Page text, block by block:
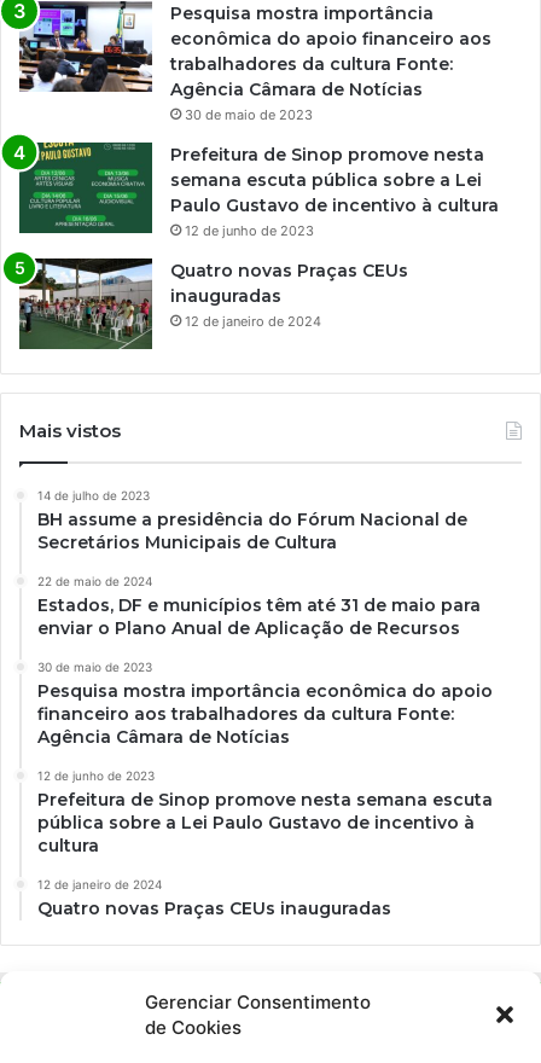
Gerenciar Consentimento
de Cookies
Pesquisa mostra importância
econômica do apoio financeiro aos
trabalhadores da cultura Fonte:
Agência Câmara de Notícias
30 de maio de 2023
Prefeitura de Sinop promove nesta
semana escuta pública sobre a Lei
Paulo Gustavo de incentivo à cultura
12 de junho de 2023
Quatro novas Praças CEUs
inauguradas
12 de janeiro de 2024
Mais vistos
14 de julho de 2023
BH assume a presidência do Fórum Nacional de
Secretários Municipais de Cultura
22 de maio de 2024
Estados, DF e municípios têm até 31 de maio para
enviar o Plano Anual de Aplicação de Recursos
30 de maio de 2023
Pesquisa mostra importância econômica do apoio
financeiro aos trabalhadores da cultura Fonte:
Agência Câmara de Notícias
12 de junho de 2023
Prefeitura de Sinop promove nesta semana escuta
pública sobre a Lei Paulo Gustavo de incentivo à
cultura
12 de janeiro de 2024
Quatro novas Praças CEUs inauguradas